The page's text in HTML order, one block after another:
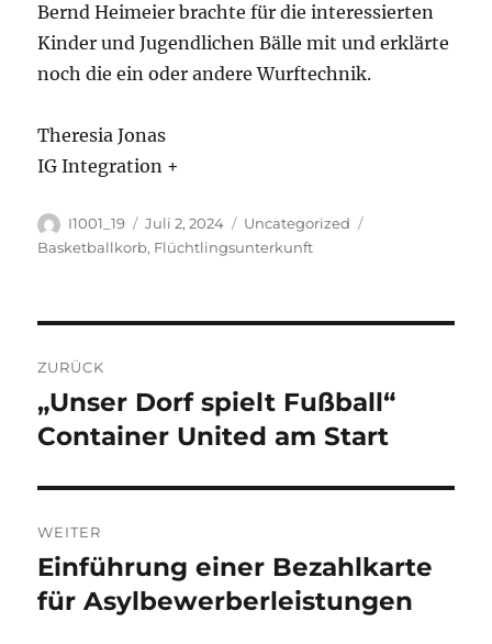
Bernd Heimeier brachte für die interessierten
Kinder und Jugendlichen Bälle mit und erklärte
noch die ein oder andere Wurftechnik.
Theresia Jonas
IG Integration +
Autor
I1001_19
Veröffentlicht
am
Juli 2, 2024 Kategorien
Uncategorized
Basketballkorb, Flüchtlingsunterkunft
ZURÜCK
Vorheriger
Beitrag:
„Unser Dorf spielt Fußball“
Container United am Start
WEITER
Nächster
Beitrag:
Einführung einer Bezahlkarte
für Asylbewerberleistungen